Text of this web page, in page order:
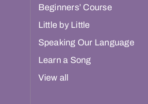
Beginners’ Course
Little by Little
Speaking Our Language
Learn a Song
View all